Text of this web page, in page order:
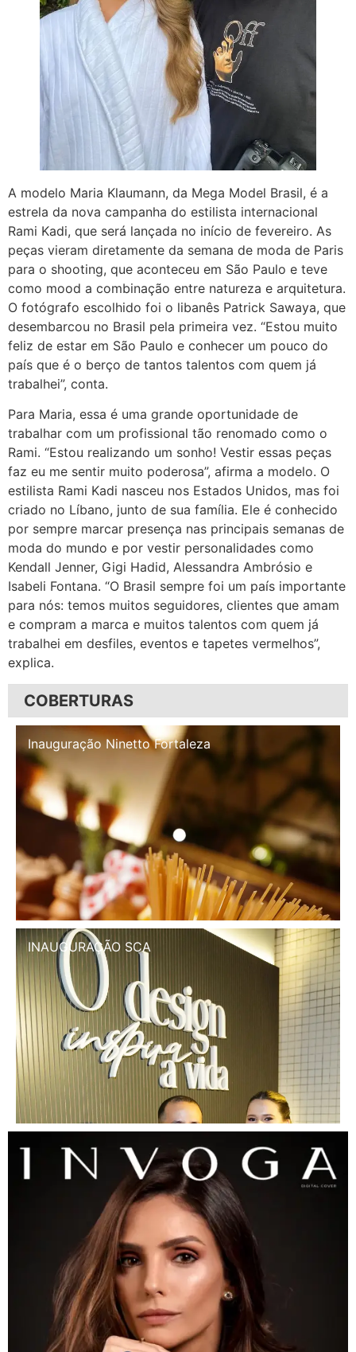
A modelo Maria Klaumann, da Mega Model Brasil, é a
estrela da nova campanha do estilista internacional
Rami Kadi, que será lançada no início de fevereiro. As
peças vieram diretamente da semana de moda de Paris
para o shooting, que aconteceu em São Paulo e teve
como mood a combinação entre natureza e arquitetura.
O fotógrafo escolhido foi o libanês Patrick Sawaya, que
desembarcou no Brasil pela primeira vez. “Estou muito
feliz de estar em São Paulo e conhecer um pouco do
país que é o berço de tantos talentos com quem já
trabalhei”, conta.
Para Maria, essa é uma grande oportunidade de
trabalhar com um profissional tão renomado como o
Rami. “Estou realizando um sonho! Vestir essas peças
faz eu me sentir muito poderosa”, afirma a modelo. O
estilista Rami Kadi nasceu nos Estados Unidos, mas foi
criado no Líbano, junto de sua família. Ele é conhecido
por sempre marcar presença nas principais semanas de
moda do mundo e por vestir personalidades como
Kendall Jenner, Gigi Hadid, Alessandra Ambrósio e
Isabeli Fontana. “O Brasil sempre foi um país importante
para nós: temos muitos seguidores, clientes que amam
e compram a marca e muitos talentos com quem já
trabalhei em desfiles, eventos e tapetes vermelhos”,
explica.
COBERTURAS
Inauguração Illa Café
INAUGURAÇÃO SCA